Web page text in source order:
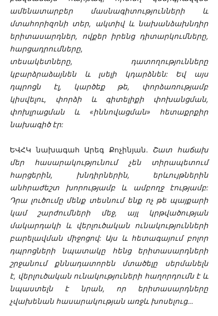
ամենատարբեր մասնագիտությունների և
մտահորիզոնի տեր, ակտիվ և նախանձախնդիր
երիտասարդներ, ովքեր իրենց դիտարկումները,
հարցադրումները,
տեսակետները, դատողությունները
կբարձրաձայնեն և լսելի կդարձնեն: Եվ այս
դպրոցն էլ, կարծեք թե, փորձառությամբ
կիսվելու, փորձի և գիտելիքի փոխանցման,
փոխլրացման և «իննովացման» հետաքրքիր
նախագիծ էր:
ԵՎՀԿ նախագահ Արեգ Քոչինյան. Շատ հաճախ
մեր հասարակությունում չեն տիրապետում
հարցերին, խնդիրներին, երևույթներին
անհրաժեշտ խորությամբ և ամբողջ էությամբ:
Դրա լուծումը մենք տեսնում ենք ոչ թե պայքարի
կամ շարժումների մեջ, այլ կրթվածության
մակարդակի և վերլուծական ունակությունների
բարելավման միջոցով: Այս և հետագայում բոլոր
դպրոցների նպատակը հենց երիտասարդների
շրջանում քննադատորեն մտածելը սերմանելն
է, վերլուծական ունակություների հաղորդումն է և
նպաստելն է նրան, որ երիտասարդները
չվախենան հասարակության առջև խոսելուց…